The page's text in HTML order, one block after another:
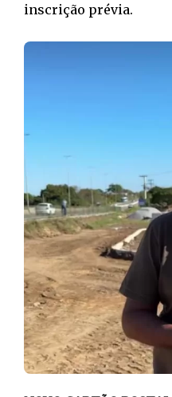
inscrição prévia.